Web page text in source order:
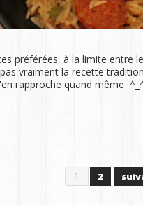
préférées, à la limite entre
vraiment la recette
rapproche quand même
1 2